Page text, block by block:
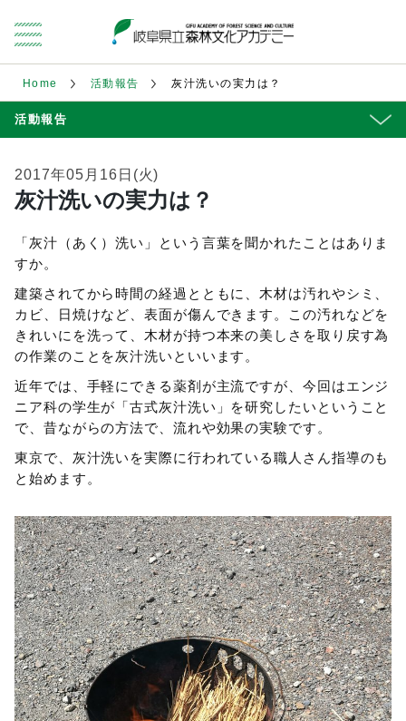
Home 活動報告 灰汁洗いの実力は？
活動報告
2017年05月16日(火)
灰汁洗いの実力は？
「灰汁（あく）洗い」という言葉を聞かれたことはありま
すか。
建築されてから時間の経過とともに、木材は汚れやシミ、
カビ、日焼けなど、表面が傷んできます。この汚れなどを
きれいにを洗って、木材が持つ本来の美しさを取り戻す為
の作業のことを灰汁洗いといいます。
近年では、手軽にできる薬剤が主流ですが、今回はエンジ
ニア科の学生が「古式灰汁洗い」を研究したいということ
で、昔ながらの方法で、流れや効果の実験です。
東京で、灰汁洗いを実際に行われている職人さん指導のも
と始めます。